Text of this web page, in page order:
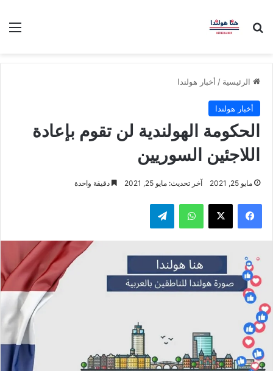
بحث عن
الرئيسية / أخبار هولندا
أخبار هولندا
الحكومة الهولندية لن تقوم بإعادة
اللاجئين السوريين
مايو 25, 2021 آخر تحديث: مايو 25, 2021 دقيقة واحدة
فيسبوك ‫X واتساب تيلقرام